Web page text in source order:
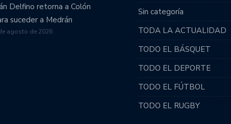
y se tomó un respiro.
un reñido partido.
Delfino retorna a Colón
suceder a Medrán
agosto de 2026
Sin categoría
TODA LA ACTUALIDAD
TODO EL BÁSQUET
TODO EL DEPORTE
TODO EL FÚTBOL
TODO EL RUGBY